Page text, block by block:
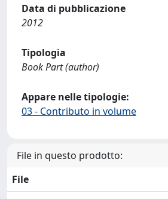
Data di pubblicazione
2012
Tipologia
Book Part (author)
Appare nelle tipologie:
03 - Contributo in volume
File in questo prodotto:
File